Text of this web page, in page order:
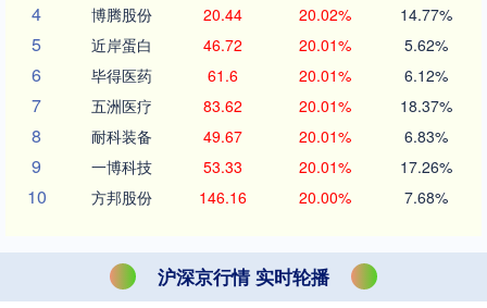
4 博腾股份 20.44 20.02% 14.77%
5 近岸蛋白 46.72 20.01% 5.62%
6 毕得医药 61.6 20.01% 6.12%
7 五洲医疗 83.62 20.01% 18.37%
8 耐科装备 49.67 20.01% 6.83%
9 一博科技 53.33 20.01% 17.26%
10 方邦股份 146.16 20.00% 7.68%
沪深京行情 实时轮播